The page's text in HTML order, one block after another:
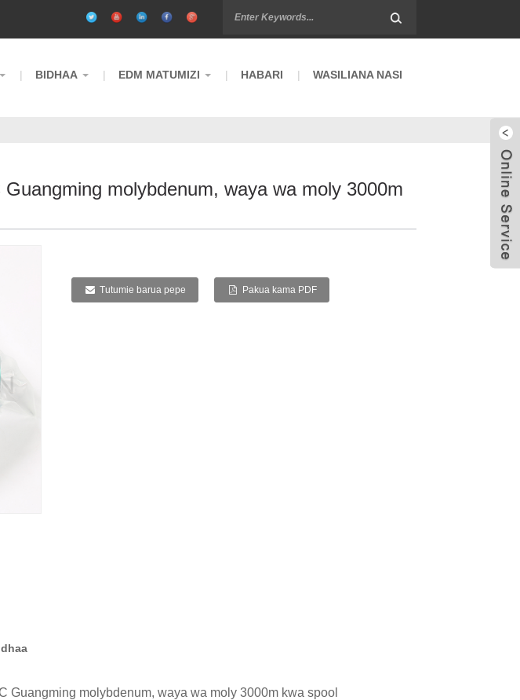
BIDHAA EDM MATUMIZI HABARI WASILIANA NASI
molybdenum, waya wa moly 3000m
Tutumie barua pepe Pakua kama PDF
Guangming molybdenum, waya wa moly 3000m kwa spool